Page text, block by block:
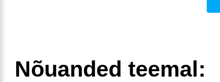
Nõuanded teemal: